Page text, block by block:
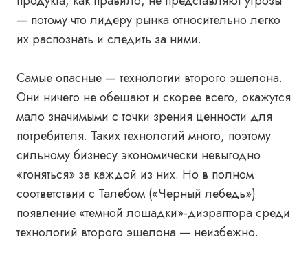
— потому что лидеру рынка относительно легко
их распознать и следить за ними.
Самые опасные — технологии второго эшелона.
Они ничего не обещают и скорее всего, окажутся
мало значимыми с точки зрения ценности для
потребителя. Таких технологий много, поэтому
сильному бизнесу экономически невыгодно
«гоняться» за каждой из них. Но в полном
соответствии с Талебом («Черный лебедь»)
появление «темной лошадки»-дизраптора среди
технологий второго эшелона — неизбежно.